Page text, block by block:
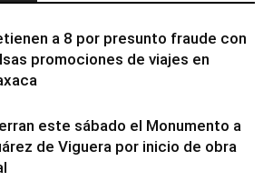
a 8 por presunto fraude con
promociones de viajes en
este sábado el Monumento a
de Viguera por inicio de obra